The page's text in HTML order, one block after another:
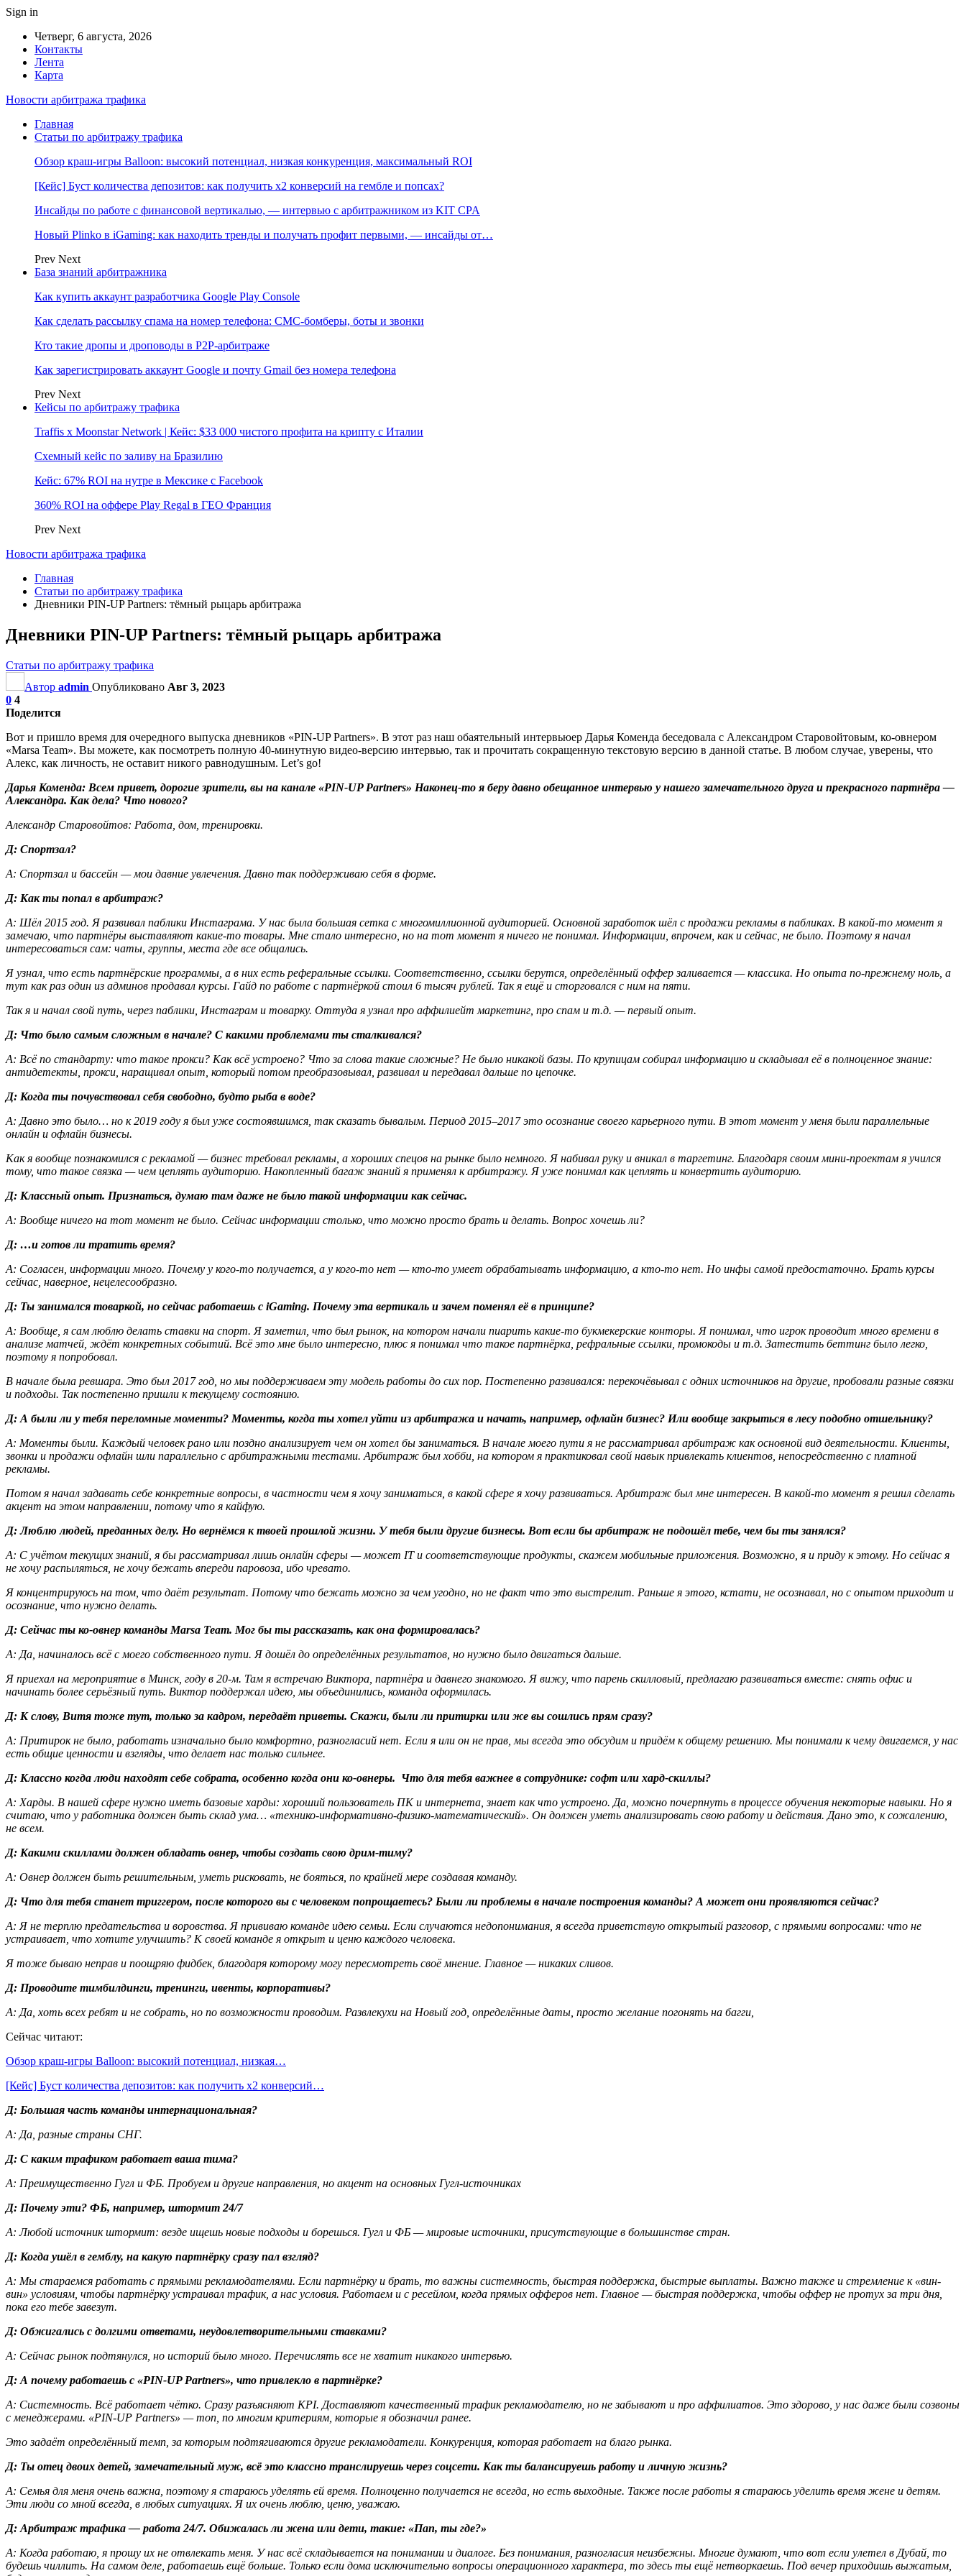
Sign in
Четверг, 6 августа, 2026
Контакты
Лента
Карта
Новости арбитража трафика
Главная
Статьи по арбитражу трафика
Обзор краш-игры Balloon: высокий потенциал, низкая конкуренция, максимальный ROI
[Кейс] Буст количества депозитов: как получить х2 конверсий на гембле и попсах?
Инсайды по работе с финансовой вертикалью, — интервью с арбитражником из KIT CPA
Новый Plinko в iGaming: как находить тренды и получать профит первыми, — инсайды от…
Prev Next
База знаний арбитражника
Как купить аккаунт разработчика Google Play Console
Как сделать рассылку спама на номер телефона: СМС-бомберы, боты и звонки
Кто такие дропы и дроповоды в P2P-арбитраже
Как зарегистрировать аккаунт Google и почту Gmail без номера телефона
Prev Next
Кейсы по арбитражу трафика
Traffis x Moonstar Network | Кейс: $33 000 чистого профита на крипту с Италии
Схемный кейс по заливу на Бразилию
Кейс: 67% ROI на нутре в Мексике с Facebook
360% ROI на оффере Play Regal в ГЕО Франция
Prev Next
Новости арбитража трафика
Главная
Статьи по арбитражу трафика
Дневники PIN-UP Partners: тёмный рыцарь арбитража
Дневники PIN-UP Partners: тёмный рыцарь арбитража
Статьи по арбитражу трафика
Автор admin Опубликовано Авг 3, 2023
0 4
Поделится
Вот и пришло время для очередного выпуска дневников «PIN-UP Partners». В этот раз наш обаятельный интервьюер Дарья Коменда беседовала с Александром Старовойтовым, ко-овнером
«Marsa Team». Вы можете, как посмотреть полную 40-минутную видео-версию интервью, так и прочитать сокращенную текстовую версию в данной статье. В любом случае, уверены, что
Алекс, как личность, не оставит никого равнодушным. Let’s go!
Дарья Коменда: Всем привет, дорогие зрители, вы на канале «PIN-UP Partners» Наконец-то я беру давно обещанное интервью у нашего замечательного друга и прекрасного партнёра —
Александра. Как дела? Что нового?
Александр Старовойтов: Работа, дом, тренировки.
Д: Спортзал?
А: Спортзал и бассейн — мои давние увлечения. Давно так поддерживаю себя в форме.
Д: Как ты попал в арбитраж?
А: Шёл 2015 год. Я развивал паблики Инстаграма. У нас была большая сетка с многомиллионной аудиторией. Основной заработок шёл с продажи рекламы в пабликах. В какой-то момент я
замечаю, что партнёры выставляют какие-то товары. Мне стало интересно, но на тот момент я ничего не понимал. Информации, впрочем, как и сейчас, не было. Поэтому я начал
интересоваться сам: чаты, группы, места где все общались.
Я узнал, что есть партнёрские программы, а в них есть реферальные ссылки. Соответственно, ссылки берутся, определённый оффер заливается — классика. Но опыта по-прежнему ноль, а
тут как раз один из админов продавал курсы. Гайд по работе с партнёркой стоил 6 тысяч рублей. Так я ещё и сторговался с ним на пяти.
Так я и начал свой путь, через паблики, Инстаграм и товарку. Оттуда я узнал про аффилиейт маркетинг, про спам и т.д. — первый опыт.
Д: Что было самым сложным в начале? С какими проблемами ты сталкивался?
А: Всё по стандарту: что такое прокси? Как всё устроено? Что за слова такие сложные? Не было никакой базы. По крупицам собирал информацию и складывал её в полноценное знание:
антидетекты, прокси, наращивал опыт, который потом преобразовывал, развивал и передавал дальше по цепочке.
Д: Когда ты почувствовал себя свободно, будто рыба в воде?
А: Давно это было… но к 2019 году я был уже состоявшимся, так сказать бывалым. Период 2015–2017 это осознание своего карьерного пути. В этот момент у меня были параллельные
онлайн и офлайн бизнесы.
Как я вообще познакомился с рекламой — бизнес требовал рекламы, а хороших спецов на рынке было немного. Я набивал руку и вникал в таргетинг. Благодаря своим мини-проектам я учился
тому, что такое связка — чем цеплять аудиторию. Накопленный багаж знаний я применял к арбитражу. Я уже понимал как цеплять и конвертить аудиторию.
Д: Классный опыт. Признаться, думаю там даже не было такой информации как сейчас.
А: Вообще ничего на тот момент не было. Сейчас информации столько, что можно просто брать и делать. Вопрос хочешь ли?
Д: …и готов ли тратить время?
А: Согласен, информации много. Почему у кого-то получается, а у кого-то нет — кто-то умеет обрабатывать информацию, а кто-то нет. Но инфы самой предостаточно. Брать курсы
сейчас, наверное, нецелесообразно.
Д: Ты занимался товаркой, но сейчас работаешь с iGaming. Почему эта вертикаль и зачем поменял её в принципе?
А: Вообще, я сам люблю делать ставки на спорт. Я заметил, что был рынок, на котором начали пиарить какие-то букмекерские конторы. Я понимал, что игрок проводит много времени в
анализе матчей, ждёт конкретных событий. Всё это мне было интересно, плюс я понимал что такое партнёрка, рефральные ссылки, промокоды и т.д. Затестить беттинг было легко,
поэтому я попробовал.
В начале была ревшара. Это был 2017 год, но мы поддерживаем эту модель работы до сих пор. Постепенно развивался: перекочёвывал с одних источников на другие, пробовали разные связки
и подходы. Так постепенно пришли к текущему состоянию.
Д: А были ли у тебя переломные моменты? Моменты, когда ты хотел уйти из арбитража и начать, например, офлайн бизнес? Или вообще закрыться в лесу подобно отшельнику?
А: Моменты были. Каждый человек рано или поздно анализирует чем он хотел бы заниматься. В начале моего пути я не рассматривал арбитраж как основной вид деятельности. Клиенты,
звонки и продажи офлайн шли параллельно с арбитражными тестами. Арбитраж был хобби, на котором я практиковал свой навык привлекать клиентов, непосредственно с платной
рекламы.
Потом я начал задавать себе конкретные вопросы, в частности чем я хочу заниматься, в какой сфере я хочу развиваться. Арбитраж был мне интересен. В какой-то момент я решил сделать
акцент на этом направлении, потому что я кайфую.
Д: Люблю людей, преданных делу. Но вернёмся к твоей прошлой жизни. У тебя были другие бизнесы. Вот если бы арбитраж не подошёл тебе, чем бы ты занялся?
А: С учётом текущих знаний, я бы рассматривал лишь онлайн сферы — может IT и соответствующие продукты, скажем мобильные приложения. Возможно, я и приду к этому. Но сейчас я
не хочу распыляться, не хочу бежать впереди паровоза, ибо чревато.
Я концентрируюсь на том, что даёт результат. Потому что бежать можно за чем угодно, но не факт что это выстрелит. Раньше я этого, кстати, не осознавал, но с опытом приходит и
осознание, что нужно делать.
Д: Сейчас ты ко-овнер команды Marsa Team. Мог бы ты рассказать, как она формировалась?
А: Да, начиналось всё с моего собственного пути. Я дошёл до определённых результатов, но нужно было двигаться дальше.
Я приехал на мероприятие в Минск, году в 20-м. Там я встречаю Виктора, партнёра и давнего знакомого. Я вижу, что парень скилловый, предлагаю развиваться вместе: снять офис и
начинать более серьёзный путь. Виктор поддержал идею, мы объединились, команда оформилась.
Д: К слову, Витя тоже тут, только за кадром, передаёт приветы. Скажи, были ли притирки или же вы сошлись прям сразу?
А: Притирок не было, работать изначально было комфортно, разногласий нет. Если я или он не прав, мы всегда это обсудим и придём к общему решению. Мы понимали к чему двигаемся, у нас
есть общие ценности и взгляды, что делает нас только сильнее.
Д: Классно когда люди находят себе собрата, особенно когда они ко-овнеры. Что для тебя важнее в сотруднике: софт или хард-скиллы?
А: Харды. В нашей сфере нужно иметь базовые харды: хороший пользователь ПК и интернета, знает как что устроено. Да, можно почерпнуть в процессе обучения некоторые навыки. Но я
считаю, что у работника должен быть склад ума… «технико-информативно-физико-математический». Он должен уметь анализировать свою работу и действия. Дано это, к сожалению,
не всем.
Д: Какими скиллами должен обладать овнер, чтобы создать свою дрим-тиму?
А: Овнер должен быть решительным, уметь рисковать, не бояться, по крайней мере создавая команду.
Д: Что для тебя станет триггером, после которого вы с человеком попрощаетесь? Были ли проблемы в начале построения команды? А может они проявляются сейчас?
А: Я не терплю предательства и воровства. Я прививаю команде идею семьи. Если случаются недопонимания, я всегда приветствую открытый разговор, с прямыми вопросами: что не
устраивает, что хотите улучшить? К своей команде я открыт и ценю каждого человека.
Я тоже бываю неправ и поощряю фидбек, благодаря которому могу пересмотреть своё мнение. Главное — никаких сливов.
Д: Проводите тимбилдинги, тренинги, ивенты, корпоративы?
А: Да, хоть всех ребят и не собрать, но по возможности проводим. Развлекухи на Новый год, определённые даты, просто желание погонять на багги,
Сейчас читают:
Обзор краш-игры Balloon: высокий потенциал, низкая…
[Кейс] Буст количества депозитов: как получить х2 конверсий…
Д: Большая часть команды интернациональная?
А: Да, разные страны СНГ.
Д: С каким трафиком работает ваша тима?
А: Преимущественно Гугл и ФБ. Пробуем и другие направления, но акцент на основных Гугл-источниках
Д: Почему эти? ФБ, например, штормит 24/7
А: Любой источник штормит: везде ищешь новые подходы и борешься. Гугл и ФБ — мировые источники, присутствующие в большинстве стран.
Д: Когда ушёл в гемблу, на какую партнёрку сразу пал взгляд?
А: Мы стараемся работать с прямыми рекламодателями. Если партнёрку и брать, то важны системность, быстрая поддержка, быстрые выплаты. Важно также и стремление к «вин-
вин» условиям, чтобы партнёрку устраивал трафик, а нас условия. Работаем и с ресейлом, когда прямых офферов нет. Главное — быстрая поддержка, чтобы оффер не протух за три дня,
пока его тебе завезут.
Д: Обжигались с долгими ответами, неудовлетворительными ставками?
А: Сейчас рынок подтянулся, но историй было много. Перечислять все не хватит никакого интервью.
Д: А почему работаешь с «PIN-UP Partners», что привлекло в партнёрке?
А: Системность. Всё работает чётко. Сразу разъясняют KPI. Доставляют качественный трафик рекламодателю, но не забывают и про аффилиатов. Это здорово, у нас даже были созвоны
с менеджерами. «PIN-UP Partners» — топ, по многим критериям, которые я обозначил ранее.
Это задаёт определённый темп, за которым подтягиваются другие рекламодатели. Конкуренция, которая работает на благо рынка.
Д: Ты отец двоих детей, замечательный муж, всё это классно транслируешь через соцсети. Как ты балансируешь работу и личную жизнь?
А: Семья для меня очень важна, поэтому я стараюсь уделять ей время. Полноценно получается не всегда, но есть выходные. Также после работы я стараюсь уделить время жене и детям.
Эти люди со мной всегда, в любых ситуациях. Я их очень люблю, ценю, уважаю.
Д: Арбитраж трафика — работа 24/7. Обижалась ли жена или дети, такие: «Пап, ты где?»
А: Когда работаю, я прошу их не отвлекать меня. У нас всё складывается на понимании и диалоге. Без понимания, разногласия неизбежны. Многие думают, что вот если улетел в Дубай, то
будешь чиллить. На самом деле, работаешь ещё больше. Только если дома исключительно вопросы операционного характера, то здесь ты ещё нетворкаешь. Под вечер приходишь выжатым,